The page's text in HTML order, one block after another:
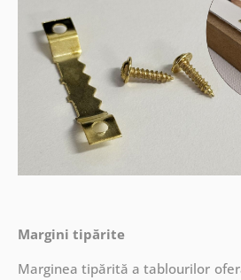
Margini tipărite
Marginea tipărită a tablourilor